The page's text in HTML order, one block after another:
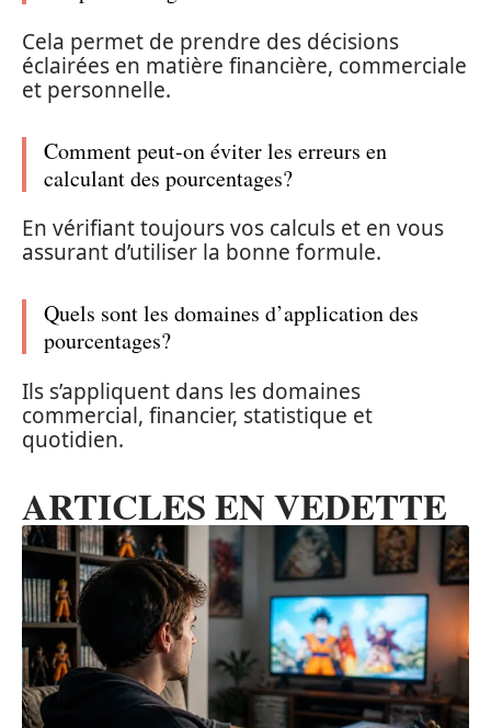
Cela permet de prendre des décisions
éclairées en matière financière, commerciale
et personnelle.
Comment peut-on éviter les erreurs en
calculant des pourcentages?
En vérifiant toujours vos calculs et en vous
assurant d’utiliser la bonne formule.
Quels sont les domaines d’application des
pourcentages?
Ils s’appliquent dans les domaines
commercial, financier, statistique et
quotidien.
ARTICLES EN VEDETTE